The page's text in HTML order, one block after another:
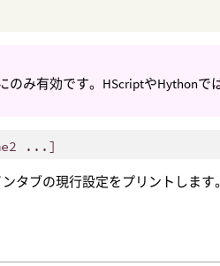
み有効です。HScriptやHythonで
...]
タブの現行設定をプリントします。